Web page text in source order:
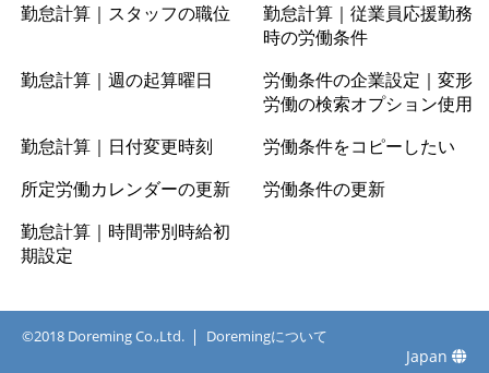
勤怠計算｜スタッフの職位
勤怠計算｜従業員応援勤務
時の労働条件
勤怠計算｜週の起算曜日
労働条件の企業設定｜変形
労働の検索オプション使用
勤怠計算｜日付変更時刻
労働条件をコピーしたい
所定労働カレンダーの更新
労働条件の更新
勤怠計算｜時間帯別時給初
期設定
©2018 Doreming Co.,Ltd. Doremingについて
Japan